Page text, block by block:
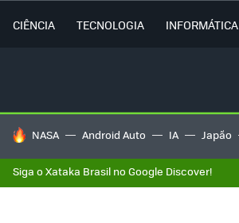
CIÊNCIA TECNOLOGIA INFORMÁTICA
TENDÊNCIAS DO DIA
NASA Android Auto IA Japão
Siga o Xataka Brasil no Google Discover!